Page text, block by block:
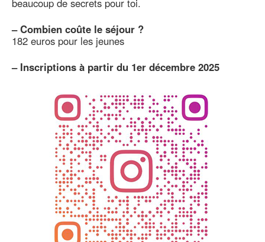
beaucoup de secrets pour toi.
– Combien coûte le séjour ?
182 euros pour les jeunes
– Inscriptions à partir du 1er décembre 2025